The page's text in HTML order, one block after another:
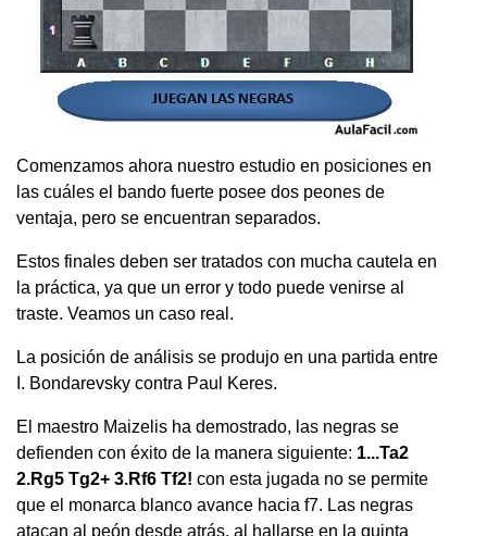
Comenzamos ahora nuestro estudio en posiciones en
las cuáles el bando fuerte posee dos peones de
ventaja, pero se encuentran separados.
Estos finales deben ser tratados con mucha cautela en
la práctica, ya que un error y todo puede venirse al
traste. Veamos un caso real.
La posición de análisis se produjo en una partida entre
I. Bondarevsky contra Paul Keres.
El maestro Maizelis ha demostrado, las negras se
defienden con éxito de la manera siguiente: 1...Ta2
2.Rg5 Tg2+ 3.Rf6 Tf2! con esta jugada no se permite
que el monarca blanco avance hacia f7. Las negras
atacan al peón desde atrás, al hallarse en la quinta